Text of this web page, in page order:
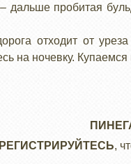
– дальше пробитая
отходит от
на ночевку.
,